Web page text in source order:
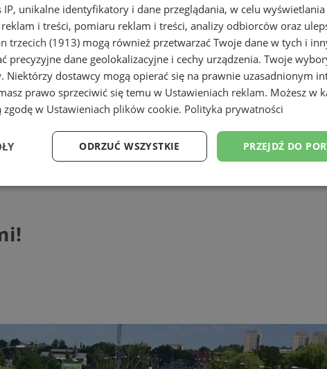
IP, unikalne identyfikatory i dane przeglądania, w celu wyświetlania
i treści, pomiaru reklam i treści, analizy odbiorców oraz
trzecich (1913) mogą również przetwarzać Twoje dane w tych i
precyzyjne dane geolokalizacyjne i cechy urządzenia. Twoje
Niektórzy dostawcy mogą opierać się na prawnie uzasadnionym
prawo sprzeciwić się temu w Ustawieniach reklam. Możesz w
zgodę w Ustawieniach plików cookie. Polityka prywatności
PRZEJDŹ DO
ODRZUĆ WSZYSTKIE
Wydajność Targetowanie Funkcjonalność
plików cookie nie można prawidłowo korzystać ze strony internetowej.
Provider/
Domena
Okres
przechowywania
Opis